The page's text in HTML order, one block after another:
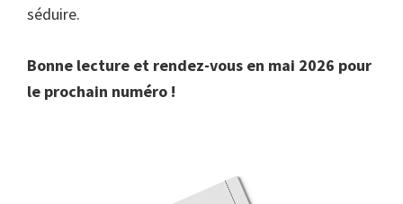
séduire.
Bonne lecture et rendez-vous en mai 2026 pour
le prochain numéro !